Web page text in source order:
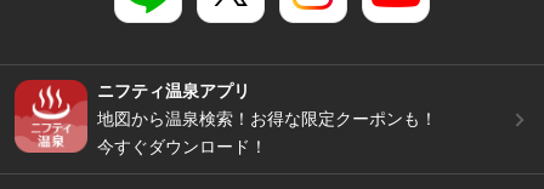
ニフティ温泉アプリ
地図から温泉検索！お得な限定クーポンも！
今すぐダウンロード！